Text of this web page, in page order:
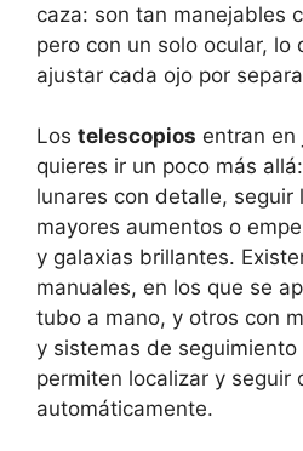
caza: son tan manejables
pero con un solo ocular, lo
ajustar cada ojo por
Los telescopios entran en
quieres ir un poco más
lunares con detalle, seguir
mayores aumentos o
y galaxias brillantes.
manuales, en los que se
tubo a mano, y otros con
y sistemas de
permiten localizar y seguir
automáticamente.